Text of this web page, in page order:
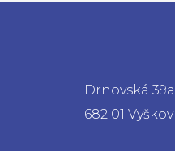
Drnovská 39a
682 01 Vyškov